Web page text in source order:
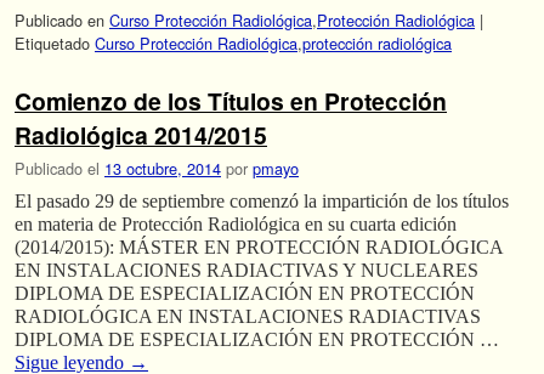
Publicado en Curso Protección Radiológica,Protección Radiológica |
Etiquetado Curso Protección Radiológica,protección radiológica
Comienzo de los Títulos en Protección
Radiológica 2014/2015
Publicado el 13 octubre, 2014 por pmayo
El pasado 29 de septiembre comenzó la impartición de los títulos
en materia de Protección Radiológica en su cuarta edición
(2014/2015): MÁSTER EN PROTECCIÓN RADIOLÓGICA
EN INSTALACIONES RADIACTIVAS Y NUCLEARES
DIPLOMA DE ESPECIALIZACIÓN EN PROTECCIÓN
RADIOLÓGICA EN INSTALACIONES RADIACTIVAS
DIPLOMA DE ESPECIALIZACIÓN EN PROTECCIÓN …
Sigue leyendo →